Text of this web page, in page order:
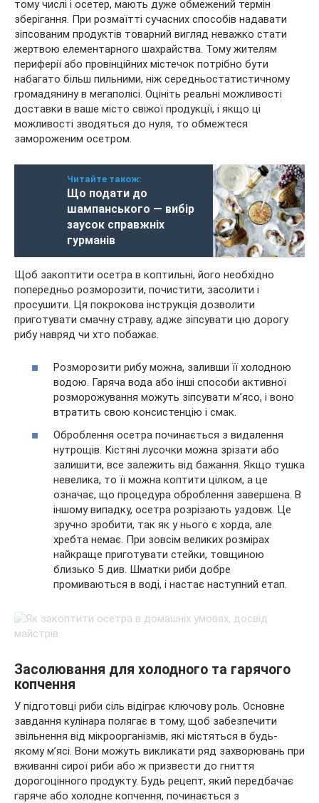
тому числі і осетер, мають дуже обмежений термін
зберігання. При розмаїтті сучасних способів надавати
зіпсованим продуктів товарний вигляд неважко стати
жертвою елементарного шахрайства. Тому жителям
периферії або провінційних містечок потрібно бути
набагато більш пильними, ніж середньостатистичному
громадянину в мегаполісі. Оцініть реальні можливості
доставки в ваше місто свіжої продукції, і якщо ці
можливості зводяться до нуля, то обмежтеся
замороженим осетром.
Читайте також:
Що подати до
шампанського — вибір
заусок справжніх
гурманів
Щоб закоптити осетра в коптильні, його необхідно
попередньо розморозити, почистити, засолити і
просушити. Ця покрокова інструкція дозволити
приготувати смачну страву, адже зіпсувати цю дорогу
рибу навряд чи хто побажає.
Розморозити рибу можна, заливши її холодною
водою. Гаряча вода або інші способи активної
розморожування можуть зіпсувати м’ясо, і воно
втратить свою консистенцію і смак.
Оброблення осетра починається з видалення
нутрощів. Кістяні лусочки можна зрізати або
залишити, все залежить від бажання. Якщо тушка
невелика, то її можна коптити цілком, а це
означає, що процедура оброблення завершена. В
іншому випадку, осетра розрізають уздовж. Це
зручно зробити, так як у нього є хорда, але
хребта немає. При зовсім великих розмірах
найкраще приготувати стейки, товщиною
близько 5 див. Шматки риби добре
промиваються в воді, і настає наступний етап.
Засолювання для холодного та гарячого
копчення
У підготовці риби сіль відіграє ключову роль. Основне
завдання кулінара полягає в тому, щоб забезпечити
звільнення від мікроорганізмів, які містяться в будь-
якому м’ясі. Вони можуть викликати ряд захворювань при
вживанні сирої риби або ж призвести до гниття
дорогоцінного продукту. Будь рецепт, який передбачає
гаряче або холодне копчення, починається з